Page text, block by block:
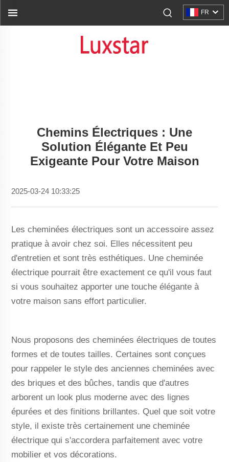
FR
Chemins Électriques : Une
Solution Élégante Et Peu
Exigeante Pour Votre Maison
2025-03-24 10:33:25
Les cheminées électriques sont un accessoire assez
pratique à avoir chez soi. Elles nécessitent peu
d'entretien et sont très esthétiques. Une cheminée
électrique pourrait être exactement ce qu'il vous faut
si vous souhaitez apporter une touche élégante à
votre maison sans effort particulier.
Nous proposons des cheminées électriques de toutes
formes et de toutes tailles. Certaines sont conçues
pour rappeler le style des anciennes cheminées avec
des briques et des bûches, tandis que d'autres
arborent un look plus moderne avec des lignes
épurées et des finitions brillantes. Quel que soit votre
style, il existe très certainement une cheminée
électrique qui s'accordera parfaitement avec votre
mobilier et vos décorations.